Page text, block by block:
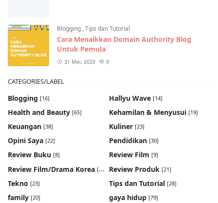
Blogging ,Tips dan Tutorial
Cara Menaikkan Domain Authority Blog
Untuk Pemula
31 Mei, 2020 9
CATEGORIES/LABEL
Blogging [16] Hallyu Wave [14]
Health and Beauty [65] Kehamilan & Menyusui [19]
Keuangan [38] Kuliner [23]
Opini Saya [22] Pendidikan [30]
Review Buku [8] Review Film [9]
Review Film/Drama Korea [22] Review Produk [21]
Tekno [23] Tips dan Tutorial [28]
family [20] gaya hidup [79]